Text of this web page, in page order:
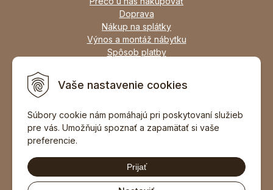
Vaše nastavenie cookies
Súbory cookie nám pomáhajú pri poskytovaní služieb
pre vás. Umožňujú spoznať a zapamätať si vaše
preferencie.
Prijať
Doprava
Nákup na splátky
Výnos a montáž nábytku
Spôsob platby
Zariadime všetky typy interiérov
DOPORUČIŤ ZNÁMEMU